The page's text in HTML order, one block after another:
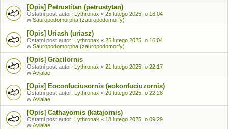
[Opis] Petrustitan (petrustytan)
Ostatni post autor: Lythronax « 25 lutego 2025, o 16:04
w Sauropodomorpha (zauropodomorfy)
[Opis] Uriash (uriasz)
Ostatni post autor: Lythronax « 25 lutego 2025, o 16:04
w Sauropodomorpha (zauropodomorfy)
[Opis] Gracilornis
Ostatni post autor: Lythronax « 21 lutego 2025, o 22:17
w Avialae
[Opis] Eoconfuciusornis (eokonfuciuzornis)
Ostatni post autor: Lythronax « 20 lutego 2025, o 22:28
w Avialae
[Opis] Cathayornis (katajornis)
Ostatni post autor: Lythronax « 18 lutego 2025, o 09:29
w Avialae